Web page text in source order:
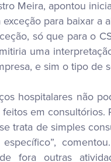
Meira, apontou
para baixar
só que para o
uma
e sim o tipo de
hospitalares não
em
trata de simples
fora outras